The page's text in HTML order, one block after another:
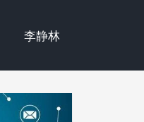
李静林